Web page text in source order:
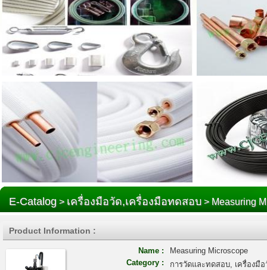
E-Catalog > เครื่องมือวัด,เครื่องมือทดสอบ > Measuring
Product Information :
Name :
Measuring Microscope
Category :
การวัดและทดสอบ, เครื่องมื